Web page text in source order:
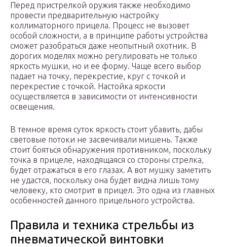
Перед пристрелкой оружия также необходимо
провести предварительную настройку
коллиматорного прицела. Процесс не вызовет
особой сложности, а в принципе работы устройства
сможет разобраться даже неопытный охотник. В
дорогих моделях можно регулировать не только
яркость мушки, но и ее форму. Чаще всего выбор
падает на точку, перекрестие, круг с точкой и
перекрестие с точкой. Настойка яркости
осуществляется в зависимости от интенсивности
освещения.
В темное время суток яркость стоит убавить, дабы
световые потоки не засвечивали мишень. Также
стоит бояться обнаружения противником, поскольку
точка в прицеле, находящаяся со стороны стрелка,
будет отражаться в его глазах. А вот мушку заметить
не удастся, поскольку она будет видна лишь тому
человеку, кто смотрит в прицел. Это одна из главных
особенностей данного прицельного устройства.
Правила и техника стрельбы из
пневматической винтовки